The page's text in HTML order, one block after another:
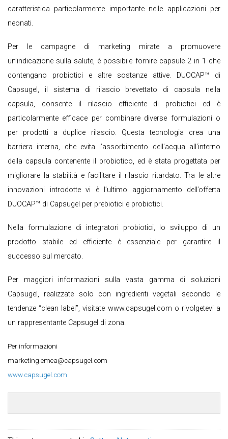
caratteristica particolarmente importante nelle applicazioni per
neonati.
Per le campagne di marketing mirate a promuovere
un’indicazione sulla salute, è possibile fornire capsule 2 in 1 che
contengano probiotici e altre sostanze attive. DUOCAP™ di
Capsugel, il sistema di rilascio brevettato di capsula nella
capsula, consente il rilascio efficiente di probiotici ed è
particolarmente efficace per combinare diverse formulazioni o
per prodotti a duplice rilascio. Questa tecnologia crea una
barriera interna, che evita l’assorbimento dell’acqua all’interno
della capsula contenente il probiotico, ed è stata progettata per
migliorare la stabilità e facilitare il rilascio ritardato. Tra le altre
innovazioni introdotte vi è l’ultimo aggiornamento dell’offerta
DUOCAP™ di Capsugel per prebiotici e probiotici.
Nella formulazione di integratori probiotici, lo sviluppo di un
prodotto stabile ed efficiente è essenziale per garantire il
successo sul mercato.
Per maggiori informazioni sulla vasta gamma di soluzioni
Capsugel, realizzate solo con ingredienti vegetali secondo le
tendenze “clean label”, visitate www.capsugel.com o rivolgetevi a
un rappresentante Capsugel di zona.
Per informazioni
marketing.emea@capsugel.com
www.capsugel.com